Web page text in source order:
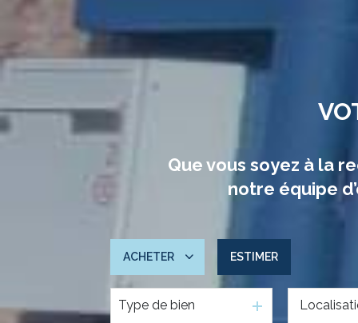
Que vous soyez à la
notre équipe
ACHETER
De l'ancien
ESTIMER
Type de bien